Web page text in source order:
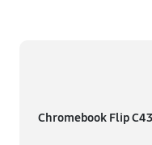
Chromebook Flip